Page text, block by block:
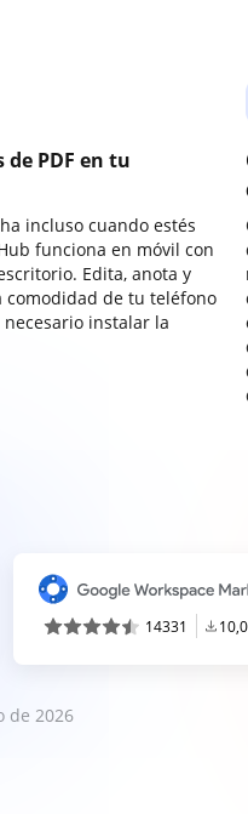
PDF en tu
incluso cuando estés
funciona en móvil con
Edita, anota y
de tu teléfono
instalar la
14331
de 2026